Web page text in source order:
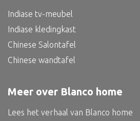
Kussen
Tapijt
Kelim
Alle bouwmateriaal
Indiase tv-meubel
Indiase kledingkast
Chinese Salontafel
Chinese wandtafel
Meer over Blanco home
Lees het verhaal van Blanco home